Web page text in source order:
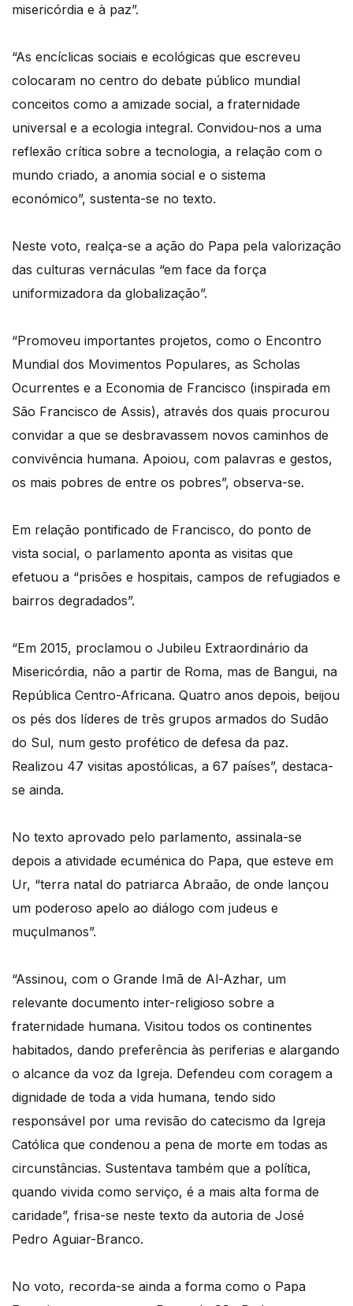
misericórdia e à paz”.
“As encíclicas sociais e ecológicas que escreveu
colocaram no centro do debate público mundial
conceitos como a amizade social, a fraternidade
universal e a ecologia integral. Convidou-nos a uma
reflexão crítica sobre a tecnologia, a relação com o
mundo criado, a anomia social e o sistema
económico”, sustenta-se no texto.
Neste voto, realça-se a ação do Papa pela valorização
das culturas vernáculas “em face da força
uniformizadora da globalização”.
“Promoveu importantes projetos, como o Encontro
Mundial dos Movimentos Populares, as Scholas
Ocurrentes e a Economia de Francisco (inspirada em
São Francisco de Assis), através dos quais procurou
convidar a que se desbravassem novos caminhos de
convivência humana. Apoiou, com palavras e gestos,
os mais pobres de entre os pobres”, observa-se.
Em relação pontificado de Francisco, do ponto de
vista social, o parlamento aponta as visitas que
efetuou a “prisões e hospitais, campos de refugiados e
bairros degradados”.
“Em 2015, proclamou o Jubileu Extraordinário da
Misericórdia, não a partir de Roma, mas de Bangui, na
República Centro-Africana. Quatro anos depois, beijou
os pés dos líderes de três grupos armados do Sudão
do Sul, num gesto profético de defesa da paz.
Realizou 47 visitas apostólicas, a 67 países”, destaca-
se ainda.
No texto aprovado pelo parlamento, assinala-se
depois a atividade ecuménica do Papa, que esteve em
Ur, “terra natal do patriarca Abraão, de onde lançou
um poderoso apelo ao diálogo com judeus e
muçulmanos”.
“Assinou, com o Grande Imã de Al-Azhar, um
relevante documento inter-religioso sobre a
fraternidade humana. Visitou todos os continentes
habitados, dando preferência às periferias e alargando
o alcance da voz da Igreja. Defendeu com coragem a
dignidade de toda a vida humana, tendo sido
responsável por uma revisão do catecismo da Igreja
Católica que condenou a pena de morte em todas as
circunstâncias. Sustentava também que a política,
quando vivida como serviço, é a mais alta forma de
caridade”, frisa-se neste texto da autoria de José
Pedro Aguiar-Branco.
No voto, recorda-se ainda a forma como o Papa